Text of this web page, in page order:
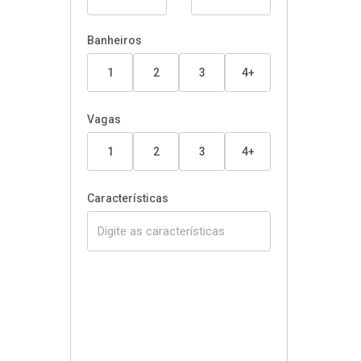
Banheiros
1 2 3 4+
Vagas
1 2 3 4+
Características